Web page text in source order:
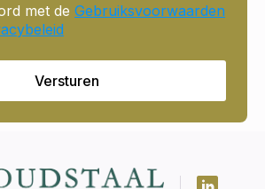
met de Gebruiksvoorwaarden
Versturen